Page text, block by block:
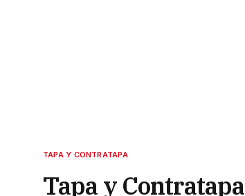
TAPA Y CONTRATAPA
Tapa y Contratapa